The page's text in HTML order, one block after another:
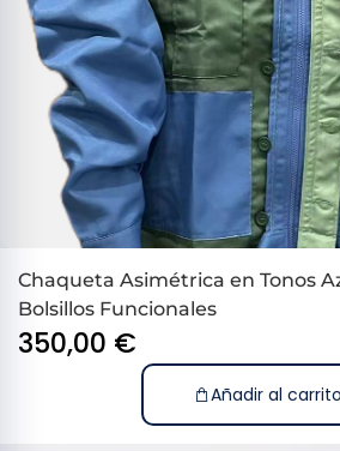
Chaqueta Asimétrica en Tonos
Bolsillos Funcionales
350,00 €
Añadir al carrito